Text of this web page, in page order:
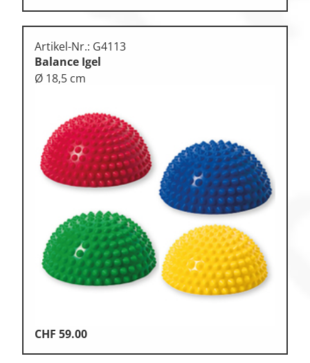
Artikel-Nr.: G4113
Balance Igel
Ø 18,5 cm
CHF 59.00